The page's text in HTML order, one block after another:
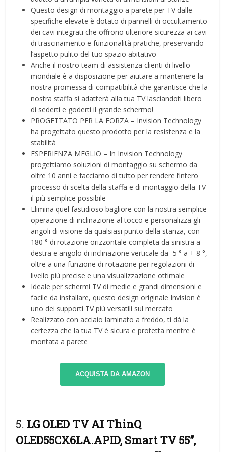
Questo design di montaggio a parete per TV dalle
specifiche elevate è dotato di pannelli di occultamento
dei cavi integrati che offrono ulteriore sicurezza ai cavi
di trascinamento e funzionalità pratiche, preservando
l’aspetto pulito del tuo spazio abitativo
Anche il nostro team di assistenza clienti di livello
mondiale è a disposizione per aiutare a mantenere la
nostra promessa di compatibilità che garantisce che la
nostra staffa si adatterà alla tua TV lasciandoti libero
di sederti e goderti il grande schermo!
PROGETTATO PER LA FORZA – Invision Technology
ha progettato questo prodotto per la resistenza e la
stabilità
ESPERIENZA MEGLIO – In Invision Technology
progettiamo soluzioni di montaggio su schermo da
oltre 10 anni e facciamo di tutto per rendere l’intero
processo di scelta della staffa e di montaggio della TV
il più semplice possibile
Elimina quel fastidioso bagliore con la nostra semplice
operazione di inclinazione al tocco e personalizza gli
angoli di visione da qualsiasi punto della stanza, con
180 ° di rotazione orizzontale completa da sinistra a
destra e angolo di inclinazione verticale da -5 ° a + 8 °,
oltre a una funzione di rotazione per regolazioni di
livello più precise e una visualizzazione ottimale
Ideale per schermi TV di medie e grandi dimensioni e
facile da installare, questo design originale Invision è
uno dei supporti TV più versatili sul mercato
Realizzato con acciaio laminato a freddo, ti dà la
certezza che la tua TV è sicura e protetta mentre è
montata a parete
ACQUISTA DA AMAZON
5. LG OLED TV AI ThinQ
OLED55CX6LA.APID, Smart TV 55”,